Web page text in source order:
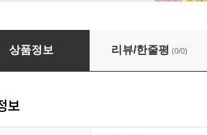
캐리어 b(35cmx27cmx64cm) (화이트)
상품정보 리뷰/한줄평 (0/0)
보